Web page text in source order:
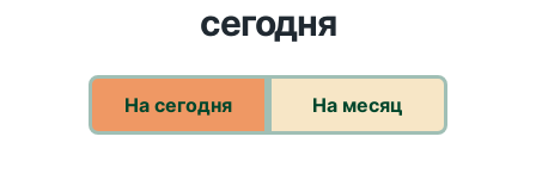
сегодня
На сегодня На месяц